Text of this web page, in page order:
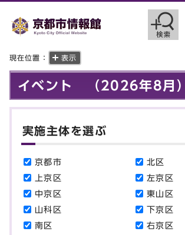
現在位置： 表示
イベント （2026年8月）
実施主体を選ぶ
主催する区を選ぶ
京都市
北区
上京区
左京区
中京区
東山区
山科区
下京区
南区
右京区